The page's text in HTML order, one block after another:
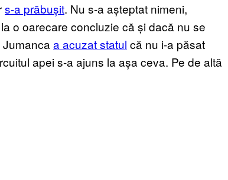
s-a prăbușit. Nu s-a așteptat nimeni,
o oarecare concluzie că și dacă nu se
a acuzat statul că nu i-a păsat
apei s-a ajuns la așa ceva. Pe de altă